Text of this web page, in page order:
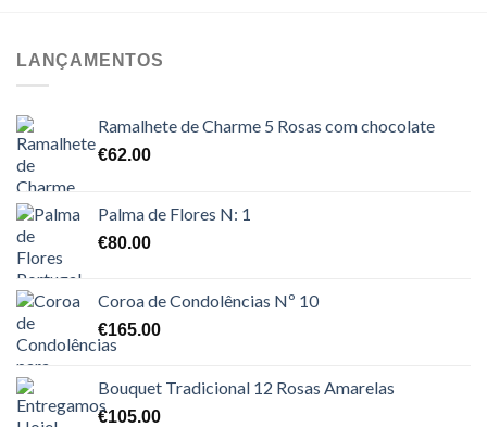
LANÇAMENTOS
Ramalhete de Charme 5 Rosas com chocolate
€62.00
Palma de Flores N: 1
€80.00
Coroa de Condolências Nº 10
€165.00
Bouquet Tradicional 12 Rosas Amarelas
€105.00